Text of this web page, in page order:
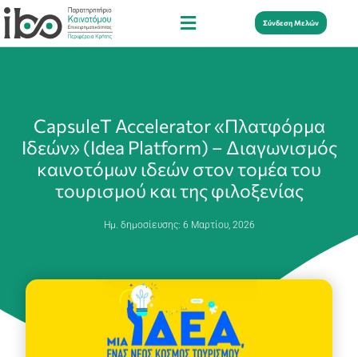
Σύνδεση Μελών
CapsuleT Accelerator «Πλατφόρμα
Ιδεών» (Idea Platform) – Διαγωνισμός
καινοτόμων ιδεών στον τομέα του
τουρισμού και της φιλοξενίας
Ημ. δημοσίευσης: 6 Μαρτίου, 2026